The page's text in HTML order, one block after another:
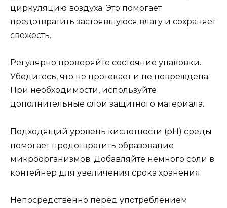
циркуляцию воздуха. Это помогает
предотвратить застоявшуюся влагу и сохраняет
свежесть.
Регулярно проверяйте состояние упаковки.
Убедитесь, что не протекает и не повреждена.
При необходимости, используйте
дополнительные слои защитного материала.
Подходящий уровень кислотности (pH) среды
помогает предотвратить образование
микроорганизмов. Добавляйте немного соли в
контейнер для увеличения срока хранения.
Непосредственно перед употреблением